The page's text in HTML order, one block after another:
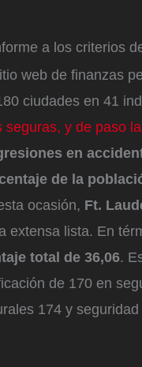
a los criterios
web de finanzas
ciudades en 41
seguras, y de paso
en
de la
ocasión, Ft.
extensa lista. En
total de 36,06.
de 170 en
174 y